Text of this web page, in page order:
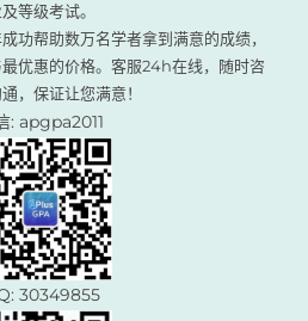
等级考试。
功帮助数万名学者拿到满意的成绩，
优惠的价格。客服24h在线，随时咨
，保证让您满意！
: apgpa2011
30349855